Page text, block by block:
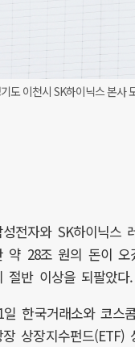
도 이천시 SK하이닉스 본사
성전자와 SK하이닉스
약 28조 원의 돈이 오
절반 이상을 되팔았다.
일 한국거래소와 코스
장 상장지수펀드